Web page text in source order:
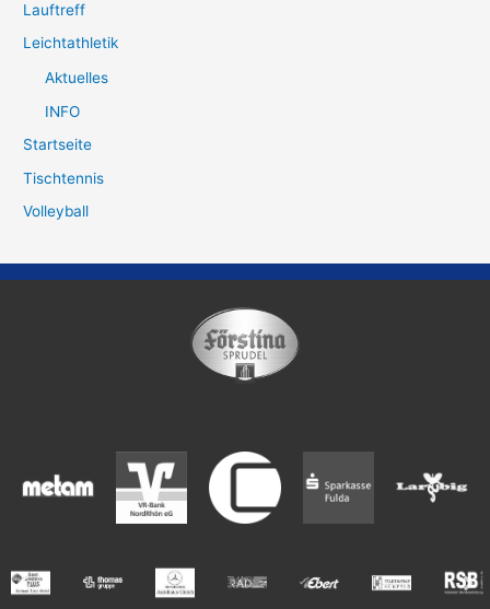
Lauftreff
Leichtathletik
Aktuelles
INFO
Startseite
Tischtennis
Volleyball